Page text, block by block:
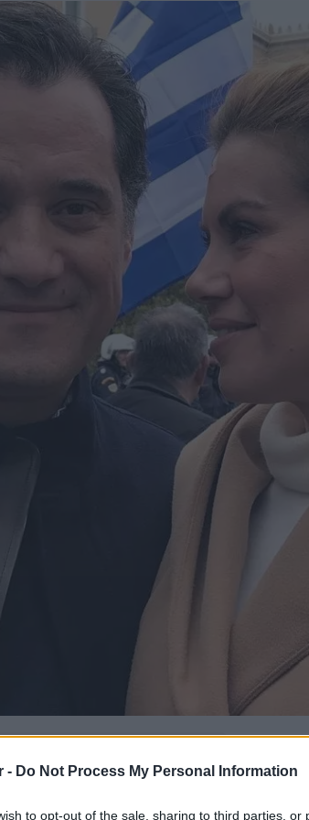
- Do Not Process My Personal Information
to opt-out of the sale, sharing to third parties, or
εδώκαι πρόσθεσέ μας
πιο συχνά